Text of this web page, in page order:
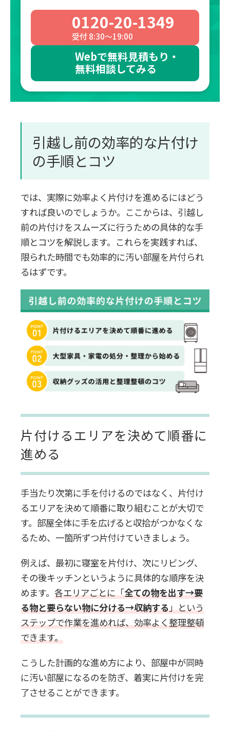
0120-20-1349
受付 8:30～19:00
Webで無料見積もり・
無料相談してみる
引越し前の効率的な片付け
の手順とコツ
では、実際に効率よく片付けを進めるにはどう
すれば良いのでしょうか。ここからは、引越し
前の片付けをスムーズに行うための具体的な手
順とコツを解説します。これらを実践すれば、
限られた時間でも効率的に汚い部屋を片付られ
るはずです。
片付けるエリアを決めて順番に
進める
手当たり次第に手を付けるのではなく、片付け
るエリアを決めて順番に取り組むことが大切で
す。部屋全体に手を広げると収拾がつかなくな
るため、一箇所ずつ片付けていきましょう。
例えば、最初に寝室を片付け、次にリビング、
その後キッチンというように具体的な順序を決
めます。 各エリアごとに「全ての物を出す→要
る物と要らない物に分ける→収納する」という
ステップで作業を進めれば、効率よく整理整頓
できます。
こうした計画的な進め方により、部屋中が同時
に汚い部屋になるのを防ぎ、着実に片付けを完
了させることができます。